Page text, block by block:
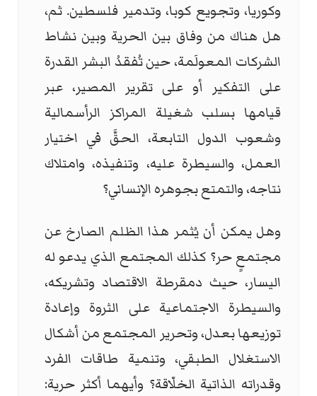
وكوريا، وتجويع كوبا، وتدمير فلسطين. ثم،
هل هناك من وفاق بين الحرية وبين نشاط
الشركات المعولَمة، حين تُفقدُ البشر القدرة
على التفكير أو على تقرير المصير، عبر
قيامها بسلب شغيلة المراكز الرأسمالية
وشعوب الدول التابعة، الحقَّ في اختيار
العمل، والسيطرة عليه، وتنفيذه، وامتلاك
نتاجه، والتمتع بجوهره الإنساني؟
وهل يمكن أن يُثمر هذا الظلم الصارخ عن
مجتمعٍ حر؟ كذلك المجتمع الذي يدعو له
اليسار، حيث دمقرطة الاقتصاد وتشريكه،
والسيطرة الاجتماعية على الثروة وإعادة
توزيعها بعدل، وتحرير المجتمع من أشكال
الاستغلال الطبقي، وتنمية طاقات الفرد
وقدراته الذاتية الخلّاقة؟ وأيهما أكثر حرية: